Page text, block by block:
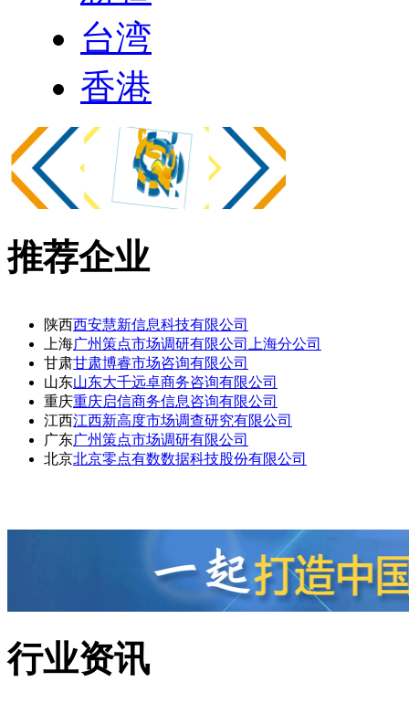
台湾
香港
推荐企业
陕西西安慧新信息科技有限公司
上海广州策点市场调研有限公司上海分公司
甘肃甘肃博睿市场咨询有限公司
山东山东大千远卓商务咨询有限公司
重庆重庆启信商务信息咨询有限公司
江西江西新高度市场调查研究有限公司
广东广州策点市场调研有限公司
北京北京零点有数数据科技股份有限公司
行业资讯